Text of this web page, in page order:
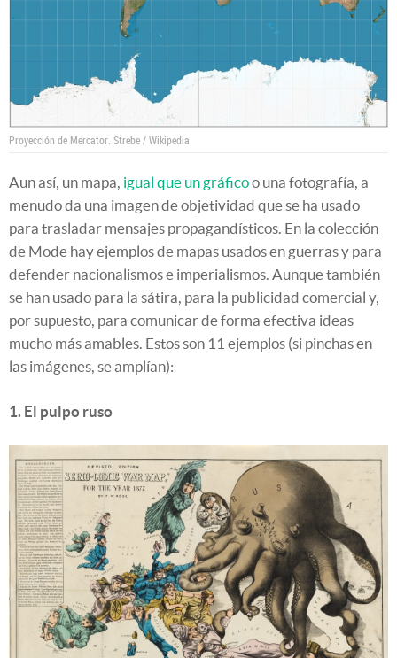
Proyección de Mercator. Strebe / Wikipedia
Aun así, un mapa, igual que un gráficoo una fotografía, a
menudo da una imagen de objetividad que se ha usado
para trasladar mensajes propagandísticos. En la colección
de Mode hay ejemplos de mapas usados en guerras y para
defender nacionalismos e imperialismos. Aunque también
se han usado para la sátira, para la publicidad comercial y,
por supuesto, para comunicar de forma efectiva ideas
mucho más amables. Estos son 11 ejemplos (si pinchas en
las imágenes, se amplían):
1. El pulpo ruso